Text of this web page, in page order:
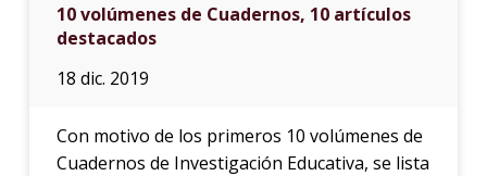
10 volúmenes de Cuadernos, 10 artículos
destacados
18 dic. 2019
Con motivo de los primeros 10 volúmenes de
Cuadernos de Investigación Educativa, se lista